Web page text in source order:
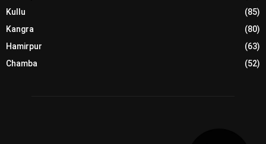
Kullu
(85)
Kangra
(80)
Hamirpur
(63)
Chamba
(52)